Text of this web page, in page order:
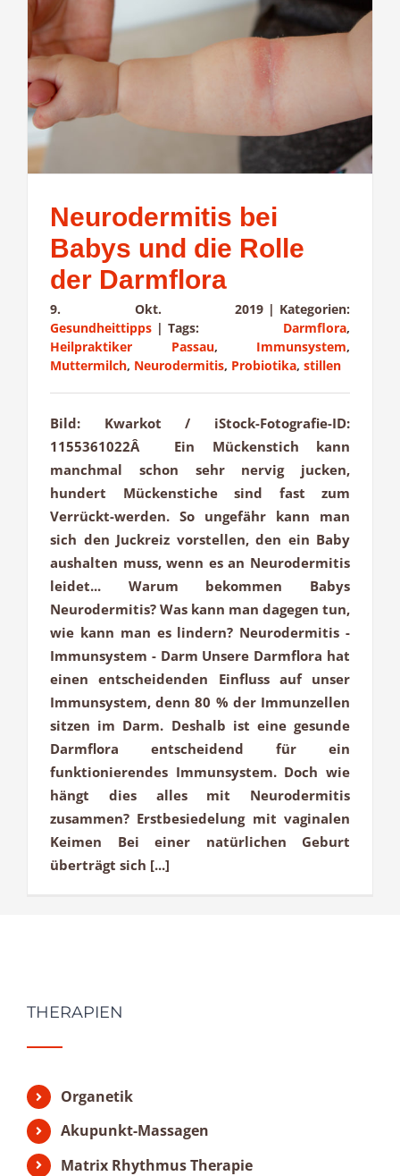
Neurodermitis bei
Babys und die Rolle
der Darmflora
9. Okt. 2019 | Kategorien:
Gesundheittipps | Tags: Darmflora,
Heilpraktiker Passau, Immunsystem,
Muttermilch, Neurodermitis, Probiotika, stillen
Bild: Kwarkot / iStock-Fotografie-ID:
1155361022Â Ein Mückenstich kann
manchmal schon sehr nervig jucken,
hundert Mückenstiche sind fast zum
Verrückt-werden. So ungefähr kann man
sich den Juckreiz vorstellen, den ein Baby
aushalten muss, wenn es an Neurodermitis
leidet... Warum bekommen Babys
Neurodermitis? Was kann man dagegen tun,
wie kann man es lindern? Neurodermitis -
Immunsystem - Darm Unsere Darmflora hat
einen entscheidenden Einfluss auf unser
Immunsystem, denn 80 % der Immunzellen
sitzen im Darm. Deshalb ist eine gesunde
Darmflora entscheidend für ein
funktionierendes Immunsystem. Doch wie
hängt dies alles mit Neurodermitis
zusammen? Erstbesiedelung mit vaginalen
Keimen Bei einer natürlichen Geburt
überträgt sich [...]
THERAPIEN
Organetik
Akupunkt-Massagen
Matrix Rhythmus Therapie